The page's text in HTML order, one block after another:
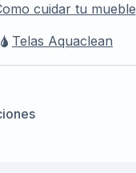
cuidar tu mueble
Telas Aquaclean